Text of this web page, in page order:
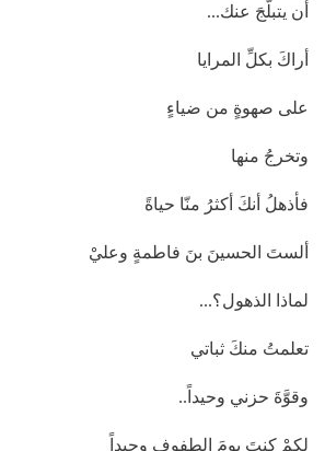
أن يتبلّجَ عنك...
أراكَ بكلِّ المرايا
على صهوةٍ من ضياءٍ
وتخرجُ منها
فأذهلُ أنكَ أكثرُ منّا حياةً
ألستَ الحسينَ بنَ فاطمةٍ وعليْ
لماذا الذهول؟...
تعلمتُ منكَ ثباتي
وقوَّةَ حزني وحيداً..
لكمْ كنتَ يومَ الطفوفِ وحيداً